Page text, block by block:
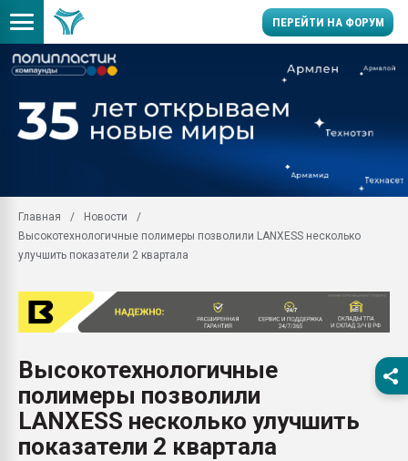
ПЕРЕЙТИ НА ФОРУМ
производство SPC
заводу пластмасс"
28.07.2026
первый план в
28.07.2026
ситуацией на
Всё, что касается
Главная
Новости
Высокотехнологичные полимеры позволили LANXESS несколько
улучшить показатели 2 квартала
Высокотехнологичные
полимеры позволили
LANXESS несколько улучшить
показатели 2 квартала